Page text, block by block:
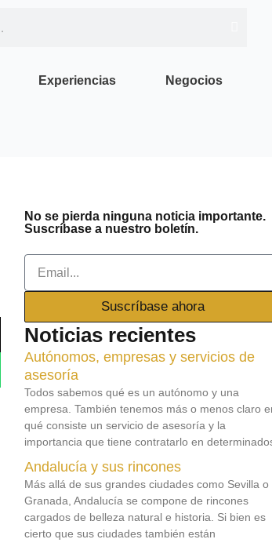
Experiencias Negocios
No se pierda ninguna noticia importante.
Suscríbase a nuestro boletín.
Suscríbase ahora
Noticias recientes
Autónomos, empresas y servicios de
asesoría
Todos sabemos qué es un autónomo y una
empresa. También tenemos más o menos claro
qué consiste un servicio de asesoría y la
importancia que tiene contratarlo en
Andalucía y sus rincones
Más allá de sus grandes ciudades como Sevilla o
Granada, Andalucía se compone de rincones
cargados de belleza natural e historia. Si bien es
cierto que sus ciudades también están